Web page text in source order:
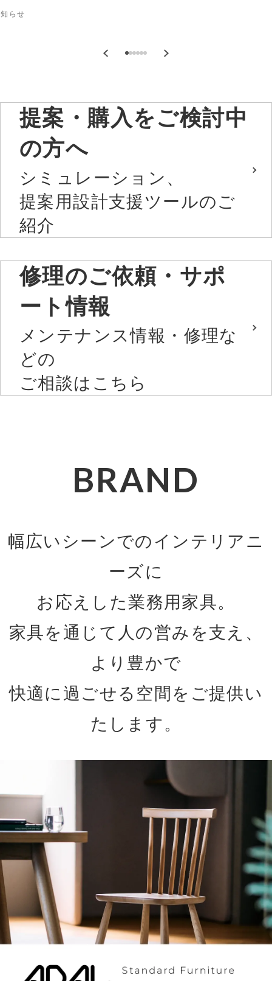
らせ
提案・購入をご検討中
の方へ
シミュレーション、
提案用設計支援ツールのご
紹介
修理のご依頼・サポ
ート情報
メンテナンス情報・修理な
どの
ご相談はこちら
BRAND
幅広いシーンでのインテリアニ
ーズに
お応えした業務用家具。
家具を通じて人の営みを支え、
より豊かで
快適に過ごせる空間をご提供い
たします。